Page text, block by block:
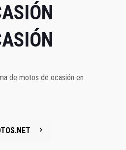
de motos de ocasión en